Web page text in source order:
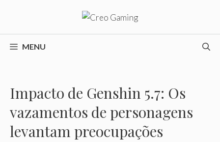
o
conteúdoMENU
Impacto de Genshin 5.7: Os
vazamentos de personagens
levantam preocupações